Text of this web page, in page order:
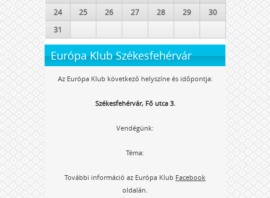
24
25 26 27 28 29
30
31
Európa Klub Székesfehérvár
Az Európa Klub következő helyszíne és időpontja:
Székesfehérvár, Fő utca 3.
Vendégünk:
Téma:
További információ az Európa Klub Facebook
oldalán.